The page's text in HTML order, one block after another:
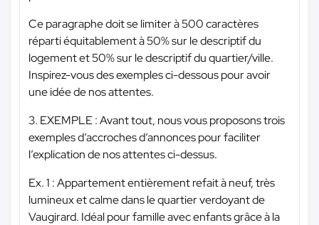
Ce paragraphe doit se limiter à 500 caractères
réparti équitablement à 50% sur le descriptif du
logement et 50% sur le descriptif du quartier/ville.
Inspirez-vous des exemples ci-dessous pour avoir
une idée de nos attentes.
3. EXEMPLE : Avant tout, nous vous proposons trois
exemples d’accroches d’annonces pour faciliter
l’explication de nos attentes ci-dessus.
Ex. 1 : Appartement entièrement refait à neuf, très
lumineux et calme dans le quartier verdoyant de
Vaugirard. Idéal pour famille avec enfants grâce à la